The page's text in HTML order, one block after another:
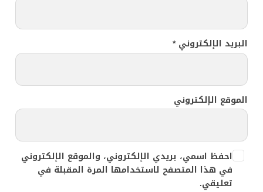
البريد الإلكتروني*
الموقع الإلكتروني
احفظ اسمي، بريدي الإلكتروني، والموقع الإلكتروني
في هذا المتصفح لاستخدامها المرة المقبلة في
تعليقي.